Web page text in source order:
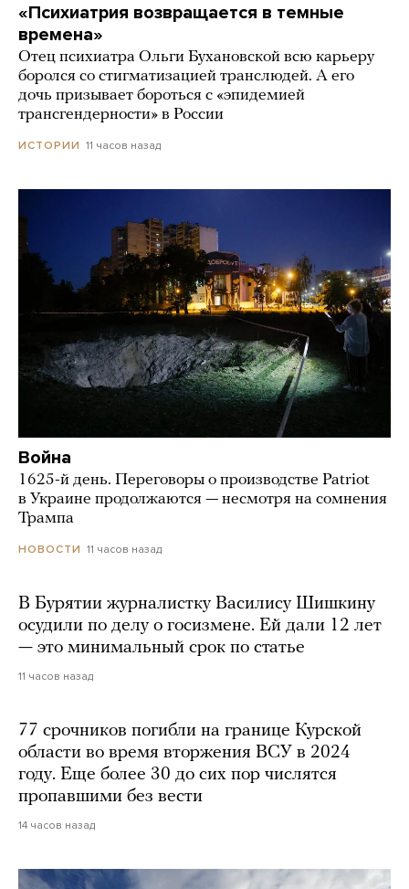
«Психиатрия возвращается в темные
времена»
Отец психиатра Ольги Бухановской всю карьеру
боролся со стигматизацией транслюдей. А его
дочь призывает бороться с «эпидемией
трансгендерности» в России
ИСТОРИИ 11 часов назад
Война
1625-й день. Переговоры о производстве Patriot
в Украине продолжаются — несмотря на сомнения
Трампа
НОВОСТИ 11 часов назад
В Бурятии журналистку Василису Шишкину
осудили по делу о госизмене. Ей дали 12 лет
— это минимальный срок по статье
11 часов назад
77 срочников погибли на границе Курской
области во время вторжения ВСУ в 2024
году. Еще более 30 до сих пор числятся
пропавшими без вести
14 часов назад